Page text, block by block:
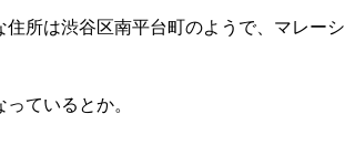
所は渋谷区南平台町のようで、マレーシ
ているとか。